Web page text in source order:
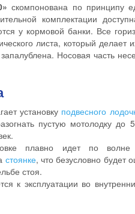
скомпонована по принципу
комплектации
у кормовой банки. Все
листа, который делает
Носовая часть
установку подвесного
пустую мотолодку до
плавно идет по
стоянке, что безусловно будет
стоя.
к эксплуатации во